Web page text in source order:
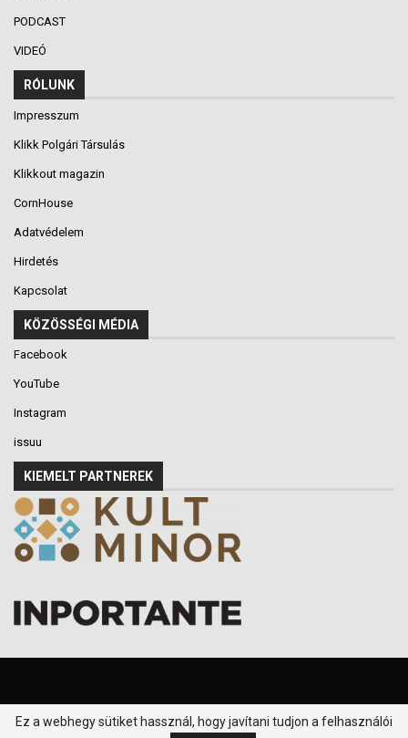
PODCAST
VIDEÓ
RÓLUNK
Impresszum
Klikk Polgári Társulás
Klikkout magazin
CornHouse
Adatvédelem
Hirdetés
Kapcsolat
KÖZÖSSÉGI MÉDIA
Facebook
YouTube
Instagram
issuu
KIEMELT PARTNEREK
© 2016-2026 - Klikk P.T. - Minden jog fenntartva.
Ez a webhegy sütiket hassznál, hogy javítani tudjon a felhasználói